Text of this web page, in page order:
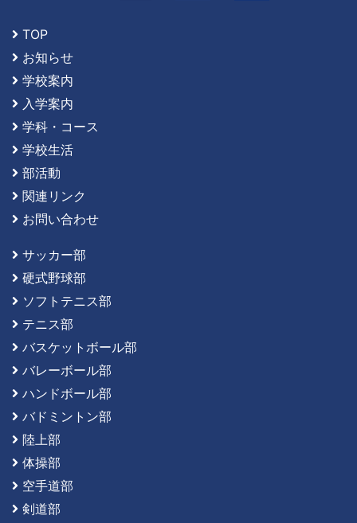
TOP
お知らせ
学校案内
入学案内
学科・コース
学校生活
部活動
関連リンク
お問い合わせ
サッカー部
硬式野球部
ソフトテニス部
テニス部
バスケットボール部
バレーボール部
ハンドボール部
バドミントン部
陸上部
体操部
空手道部
剣道部